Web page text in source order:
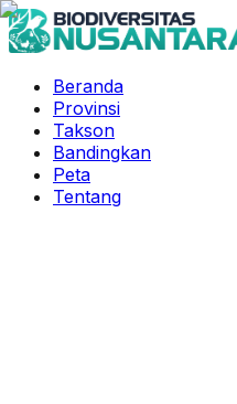
Beranda
Provinsi
Takson
Bandingkan
Peta
Tentang